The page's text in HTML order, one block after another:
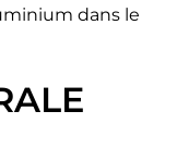
dans le